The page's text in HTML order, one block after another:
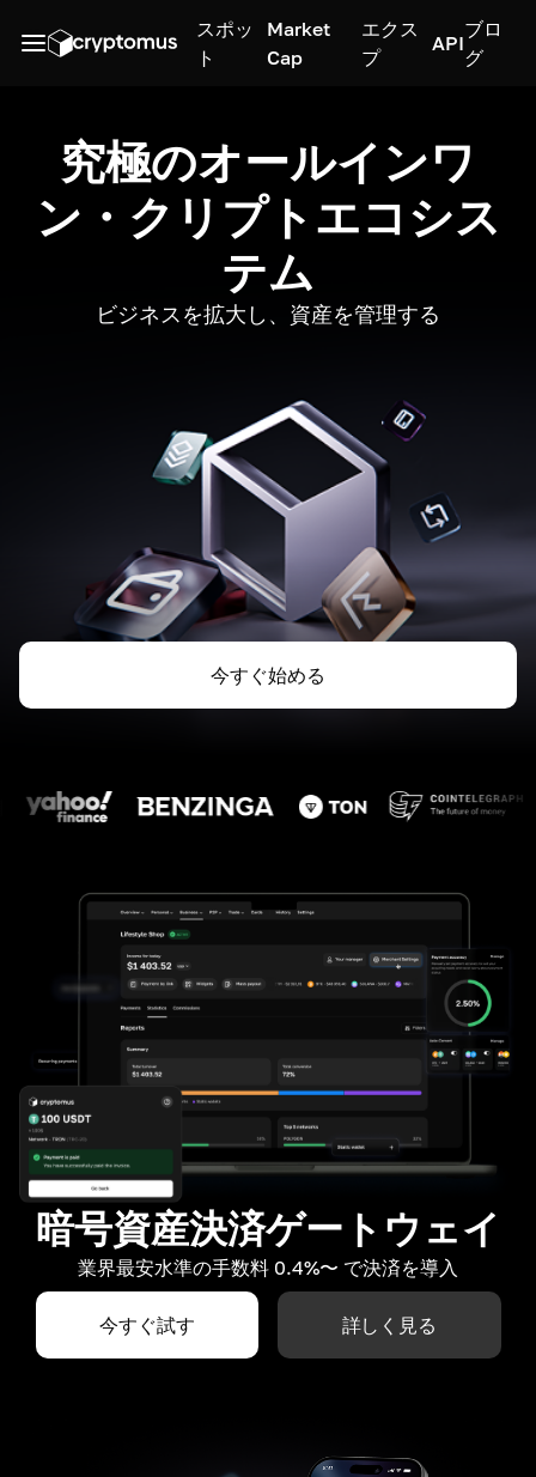
スポッ
ト
Market
Cap
エクス
プ
API
ブロ
グ
究極のオールインワ
ン・クリプトエコシス
テム
ビジネスを拡大し、資産を管理する
今すぐ始める
暗号資産決済ゲートウェイ
業界最安水準の手数料 0.4%〜 で決済を導入
今すぐ試す 詳しく見る